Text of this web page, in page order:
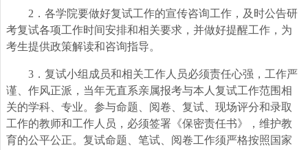
2 ．各学院要做好复试工作的宣传咨询工作，及时公告研
考复试各项工作时间安排和相关要求，并做好提醒工作，为
考生提供政策解读和咨询指导。
3 ．复试小组成员和相关工作人员必须责任心强，工作严
谨、作风正派，当年无直系亲属报考与本人复试工作范围相
关的学科、专业。参与命题、阅卷、复试、现场评分和录取
工作的教师和工作人员，必须签署《保密责任书》，维护教
育的公平公正。复试命题、笔试、阅卷工作须严格按照国家